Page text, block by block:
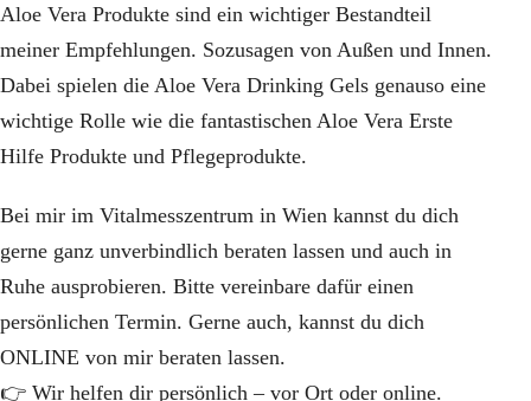
Aloe Vera Produkte sind ein wichtiger Bestandteil
meiner Empfehlungen. Sozusagen von Außen und Innen.
Dabei spielen die Aloe Vera Drinking Gels genauso eine
wichtige Rolle wie die fantastischen Aloe Vera Erste
Hilfe Produkte und Pflegeprodukte.
Bei mir im Vitalmesszentrum in Wien kannst du dich
gerne ganz unverbindlich beraten lassen und auch in
Ruhe ausprobieren. Bitte vereinbare dafür einen
persönlichen Termin. Gerne auch, kannst du dich
ONLINE von mir beraten lassen.
👉 Wir helfen dir persönlich – vor Ort oder online.